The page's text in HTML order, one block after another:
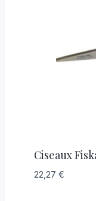
Ciseaux
22,27 €